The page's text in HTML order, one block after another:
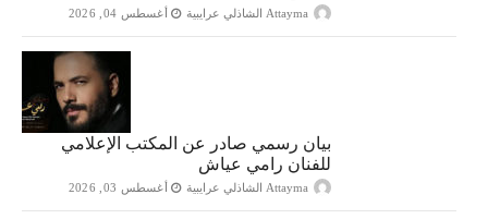
Attayma الشاذلي عرايبية أغسطس 04, 2026
بيان رسمي صادر عن المكتب الإعلامي
للفنان رامي عياش
Attayma الشاذلي عرايبية أغسطس 03, 2026